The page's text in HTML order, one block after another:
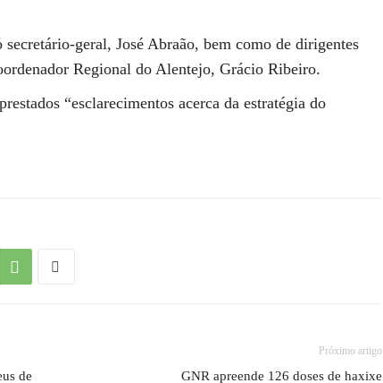
secretário-geral, José Abraão, bem como de dirigentes
Regional do Alentejo, Grácio Ribeiro.
“esclarecimentos acerca da estratégia do
de
Próximo artigo
GNR apreende 126 doses de haxixe